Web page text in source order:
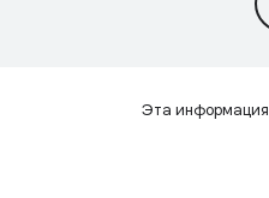
Эта информация